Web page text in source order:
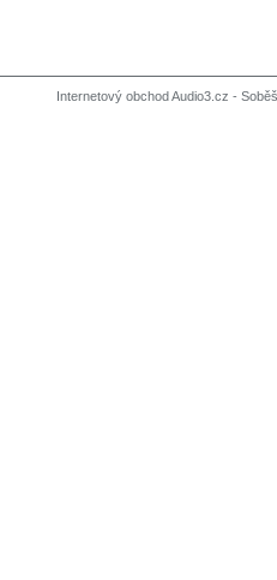
Internetový obchod Audio3.cz -